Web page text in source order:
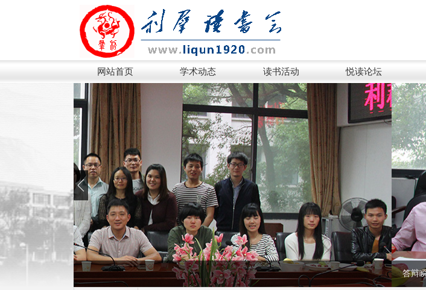
网站首页 学术动态 读书活动 悦读论坛
答辩瞬间